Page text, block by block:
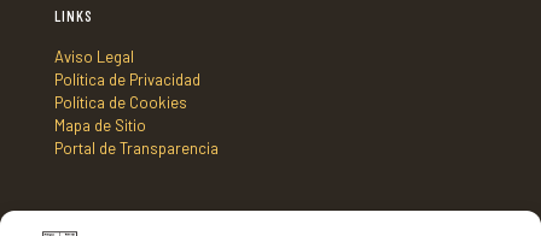
LINKS
Aviso Legal
Política de Privacidad
Política de Cookies
Mapa de Sitio
Portal de Transparencia